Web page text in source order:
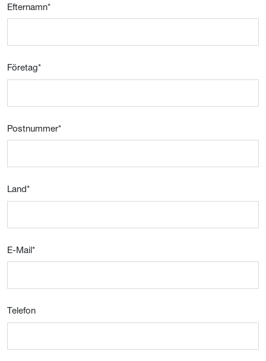
Efternamn*
Företag*
Postnummer*
Land*
E-Mail*
Telefon